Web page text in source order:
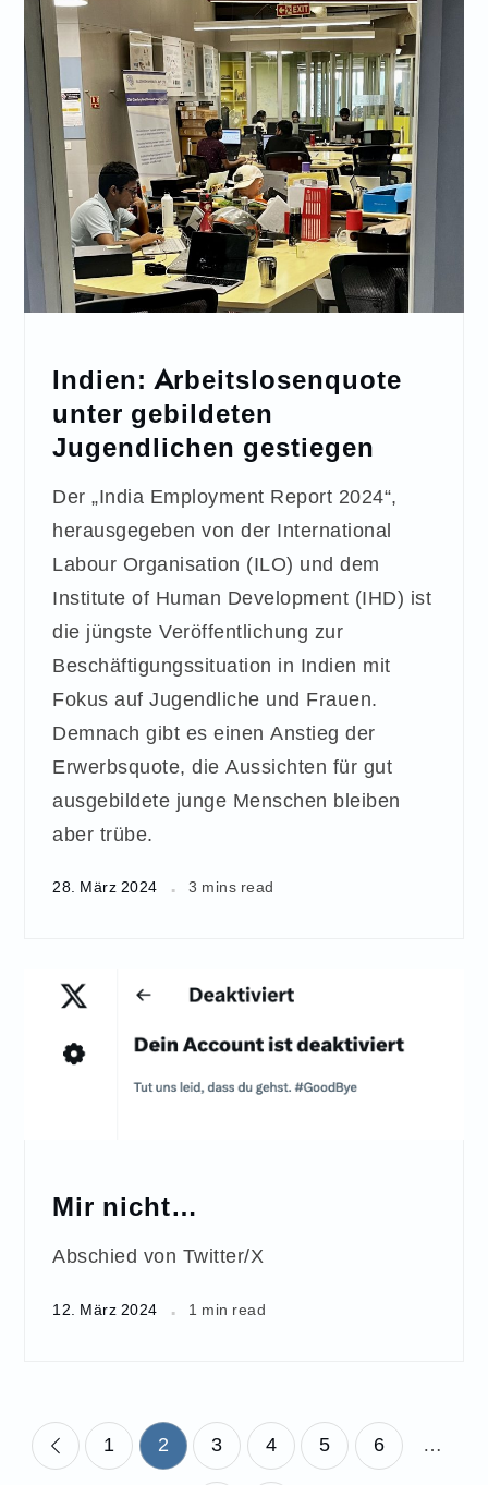
Indien: Arbeitslosenquote
unter gebildeten
Jugendlichen gestiegen
Der „India Employment Report 2024“,
herausgegeben von der International
Labour Organisation (ILO) und dem
Institute of Human Development (IHD) ist
die jüngste Veröffentlichung zur
Beschäftigungssituation in Indien mit
Fokus auf Jugendliche und Frauen.
Demnach gibt es einen Anstieg der
Erwerbsquote, die Aussichten für gut
ausgebildete junge Menschen bleiben
aber trübe.
28. März 2024 3 mins read
Mir nicht…
Abschied von Twitter/X
12. März 2024 1 min read
1 2 3 4 5 6 …